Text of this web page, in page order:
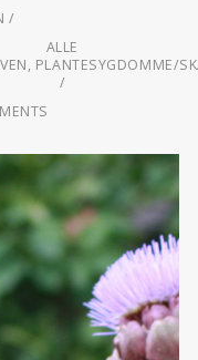
ALLE
, PLANTESYGDOMME/